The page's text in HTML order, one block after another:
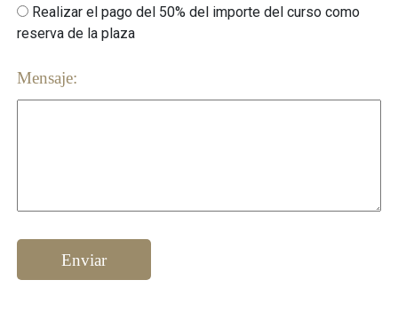
Realizar el pago del 50% del importe del curso como
reserva de la plaza
Mensaje:
Enviar